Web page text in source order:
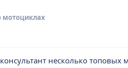
мотоциклах
несколько топовых